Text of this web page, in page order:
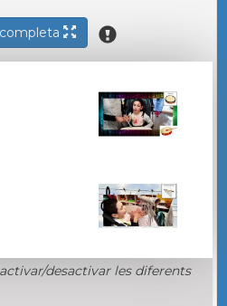
desactivar les diferents